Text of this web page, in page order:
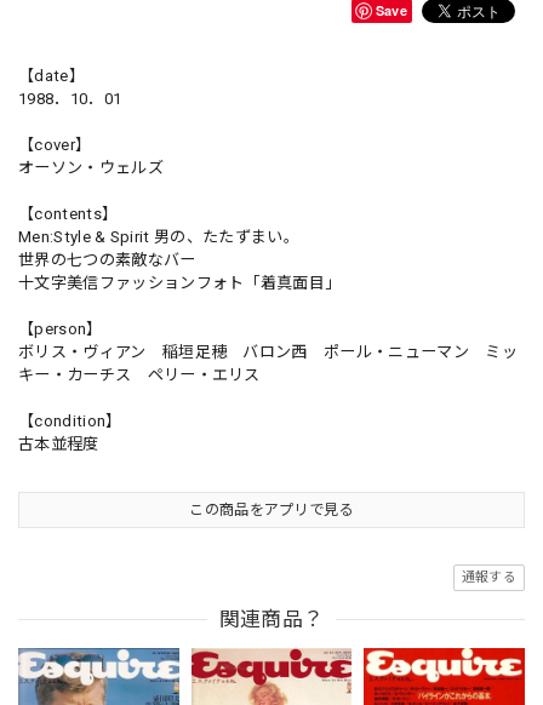
Save
【date】
1988．10．01
【cover】
オーソン・ウェルズ
【contents】
Men:Style & Spirit 男の、たたずまい。
世界の七つの素敵なバー
十文字美信ファッションフォト「着真面目」
【person】
ボリス・ヴィアン 稲垣足穂 バロン西 ポール・ニューマン ミッ
キー・カーチス ペリー・エリス
【condition】
古本並程度
この商品をアプリで見る
通報する
関連商品？